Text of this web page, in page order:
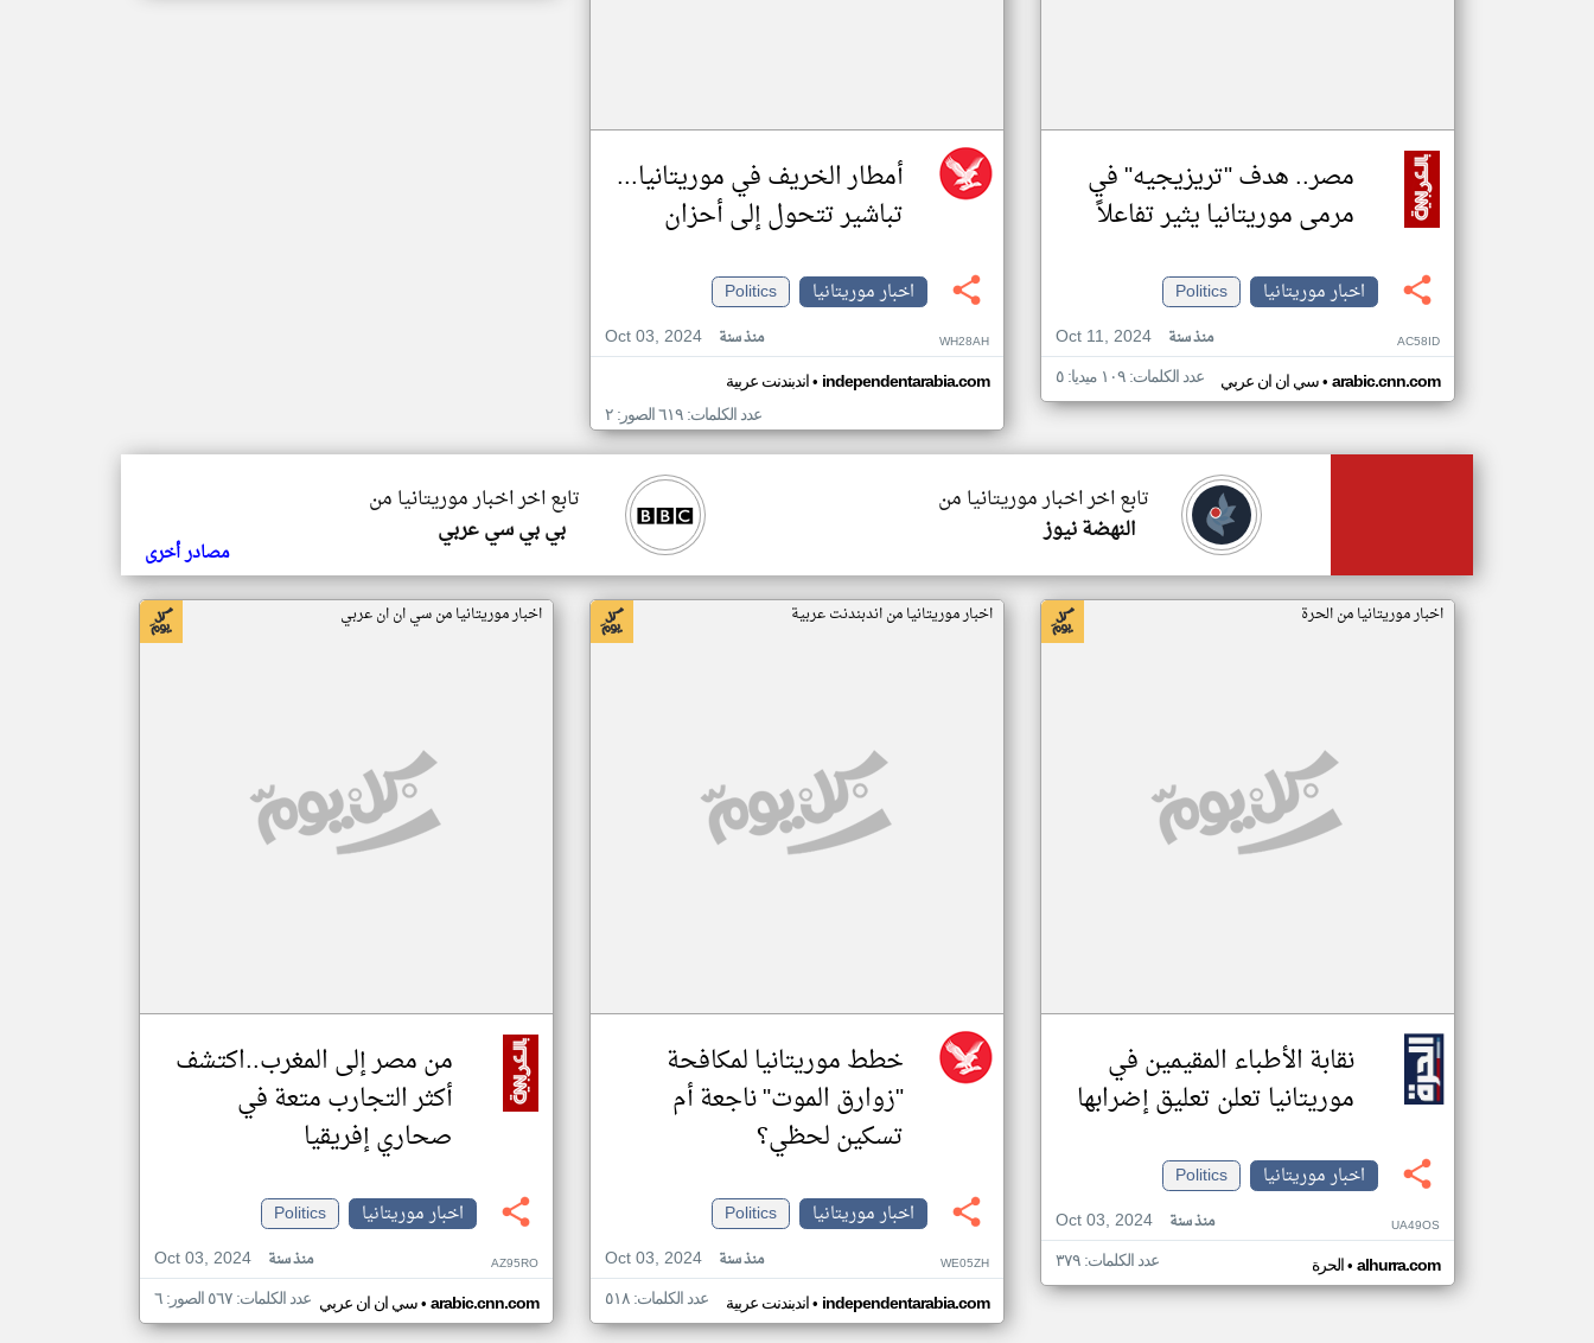
مصر.. هدف "تريزيجيه" في
مرمى موريتانيا يثير تفاعلاً
اخبار موريتانيا
Politics
Oct 11, 2024
منذ سنة AC58ID
سي ان ان عربي• arabic.cnn.com عدد الكلمات: ١٠٩ ميديا: ٥
أمطار الخريف في موريتانيا...
تباشير تتحول إلى أحزان
اخبار موريتانيا
Politics
Oct 03, 2024
منذ سنة WH28AH
اندبندنت عربية• independentarabia.com
عدد الكلمات: ٦١٩ الصور: ٢
تابع اخر اخبار موريتانيا من
بي بي سي عربي
تابع اخر اخبار موريتانيا من
النهضة نيوز
مصادر أخرى
اخبار موريتانيا من الحرة
نقابة الأطباء المقيمين في
موريتانيا تعلن تعليق إضرابها
اخبار موريتانيا
Politics
Oct 03, 2024
منذ سنة UA49OS
الحرة• alhurra.com عدد الكلمات: ٣٧٩
اخبار موريتانيا من اندبندنت عربية
خطط موريتانيا لمكافحة
"زوارق الموت" ناجعة أم
تسكين لحظي؟
اخبار موريتانيا
Politics
Oct 03, 2024
منذ سنة WE05ZH
اندبندنت عربية• independentarabia.com عدد الكلمات: ٥١٨
اخبار موريتانيا من سي ان ان عربي
من مصر إلى المغرب..اكتشف
أكثر التجارب متعة في
صحاري إفريقيا
اخبار موريتانيا
Politics
Oct 03, 2024
منذ سنة AZ95RO
سي ان ان عربي• arabic.cnn.com عدد الكلمات: ٥٦٧ الصور: ٦